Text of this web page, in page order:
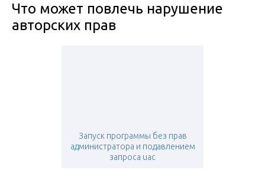
Что может повлечь нарушение
авторских прав
Запуск программы без прав
администратора и подавлением
запроса uac